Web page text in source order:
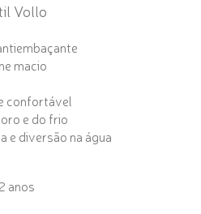
Vollo
macio
confortável
e do frio
e diversão na água
anos